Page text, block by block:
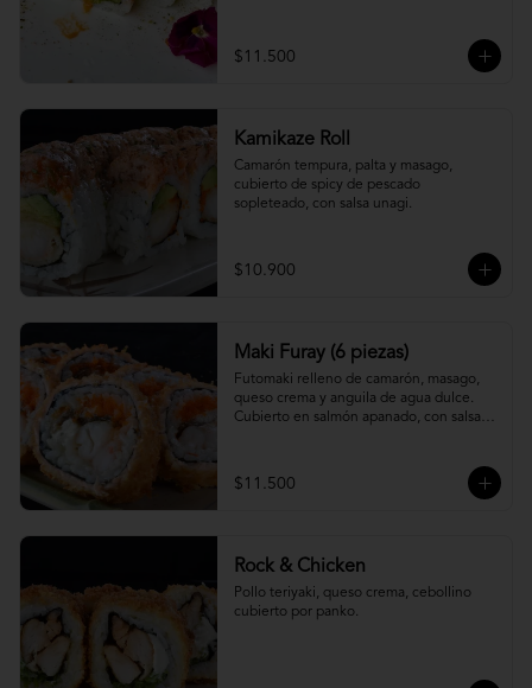
$11.500
Kamikaze Roll
Camarón tempura, palta y masago,
cubierto de spicy de pescado
sopleteado, con salsa unagi.
$10.900
Maki Furay (6 piezas)
Futomaki relleno de camarón, masago,
queso crema y anguila de agua dulce.
Cubierto en salmón apanado, con salsa
$11.500
Rock & Chicken
Pollo teriyaki, queso crema, cebollino
cubierto por panko.